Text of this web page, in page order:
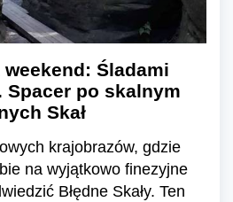
weekend: Śladami
Spacer po skalnym
Skał
krajobrazów, gdzie
na wyjątkowo finezyjne
Błędne Skały. Ten